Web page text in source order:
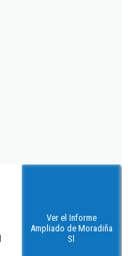
Ver el Informe
Ampliado de Moradiña
Sl